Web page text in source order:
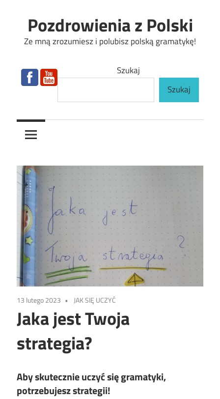
content
Pozdrowienia z Polski
Ze mną zrozumiesz i polubisz polską gramatykę!
Szukaj
Szukaj
13 lutego 2023 JAK SIĘ UCZYĆ
Jaka jest Twoja
strategia?
Aby skutecznie uczyć się gramatyki,
potrzebujesz strategii!